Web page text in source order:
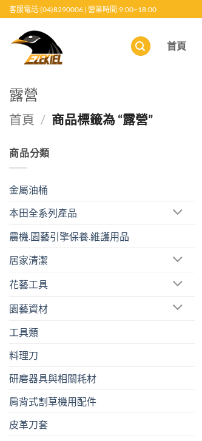
至
客服電話:(04)8290006 | 營業時間:9:00~18:00
首頁
露營
首頁 / 商品標籤為 “露營”
商品分類
金屬油桶
本田全系列產品
農機.園藝引擎保養.維護用品
居家清潔
花藝工具
園藝資材
工具類
料理刀
研磨器具與相關耗材
肩背式割草機用配件
皮革刀套